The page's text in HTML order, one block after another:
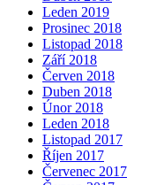
Leden 2019
Prosinec 2018
Listopad 2018
Září 2018
Červen 2018
Duben 2018
Únor 2018
Leden 2018
Listopad 2017
Říjen 2017
Červenec 2017